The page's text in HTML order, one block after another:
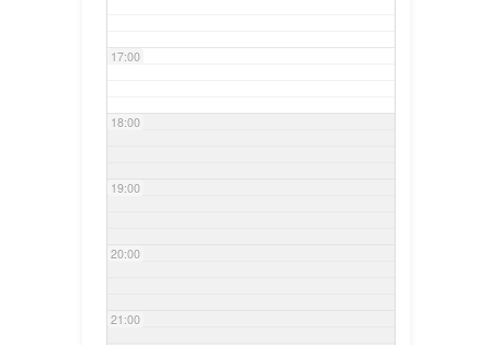
17:00
18:00
19:00
20:00
21:00